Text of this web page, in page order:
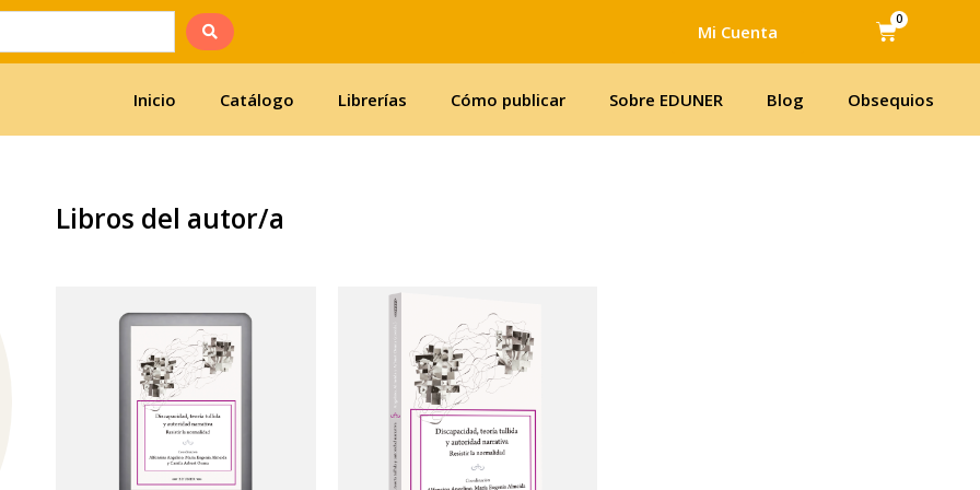
Mi Cuenta
0
Cart
Inicio Catálogo Librerías Cómo publicar Sobre EDUNER Blog Obsequios
Libros del autor/a